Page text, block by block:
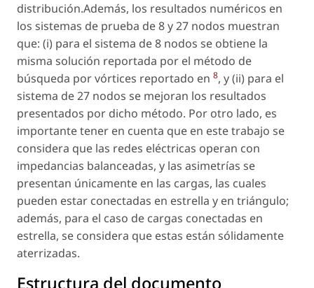
distribución.Además, los resultados numéricos en
los sistemas de prueba de 8 y 27 nodos muestran
que: (i) para el sistema de 8 nodos se obtiene la
misma solución reportada por el método de
búsqueda por vórtices reportado en 8, y (ii) para el
sistema de 27 nodos se mejoran los resultados
presentados por dicho método. Por otro lado, es
importante tener en cuenta que en este trabajo se
considera que las redes eléctricas operan con
impedancias balanceadas, y las asimetrías se
presentan únicamente en las cargas, las cuales
pueden estar conectadas en estrella y en triángulo;
además, para el caso de cargas conectadas en
estrella, se considera que estas están sólidamente
aterrizadas.
Estructura del documento